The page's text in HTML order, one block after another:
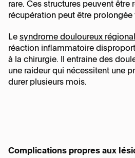
rare. Ces structures peuvent être
récupération peut être
Le syndrome douloureux
réaction inflammatoire
à la chirurgie. Il entraine des
une raideur qui nécessitent une
durer plusieurs mois.
Complications propres aux